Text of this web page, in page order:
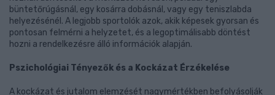
büntetőrúgásnál, egy kosárra dobásnál, vagy egy teniszlabda
helyezésénél. A legjobb sportolók azok, akik képesek gyorsan és
pontosan felmérni a helyzetet, és a legoptimálisabb döntést
hozni a rendelkezésre álló információk alapján.
Pszichológiai Tényezők és a Kockázat Érzékelése
A kockázat és jutalom elemzését nagymértékben befolyásolják